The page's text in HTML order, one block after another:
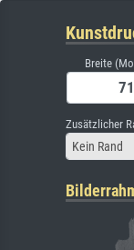
Breite
Zusätzlicher
Kein Rand